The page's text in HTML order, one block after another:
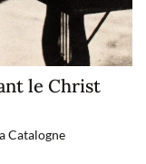
le Christ
Catalogne